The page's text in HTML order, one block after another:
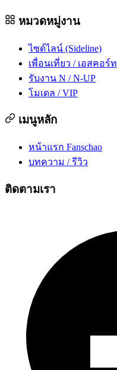
หมวดหมู่งาน
ไซด์ไลน์ (Sideline)
เพื่อนเที่ยว / เอสคอร์ท
รับงาน N / N-UP
โมเดล / VIP
เมนูหลัก
หน้าแรก Fanschao
บทความ / รีวิว
ติดตามเรา